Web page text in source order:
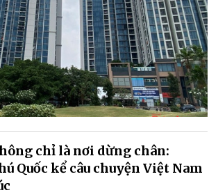
chỉ là nơi dừng chân:
Quốc kể câu chuyện Việt Nam